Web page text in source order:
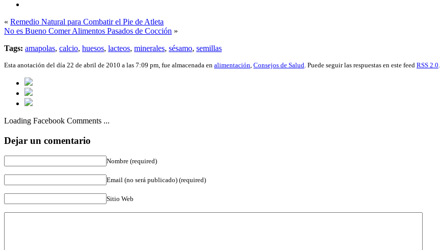
« Remedio Natural para Combatir el Pie de Atleta
No es Bueno Comer Alimentos Pasados de Cocción »
Tags: amapolas, calcio, huesos, lacteos, minerales, sésamo, semillas
Esta anotación del día 22 de abril de 2010 a las 7:09 pm, fue almacenada en alimentación Consejos de Salud . Puede seguir las respuestas en este feed RSS 2.0
Loading Facebook Comments ...
Dejar un comentario
Nombre (required)
Email (no será publicado) (required)
Sitio Web